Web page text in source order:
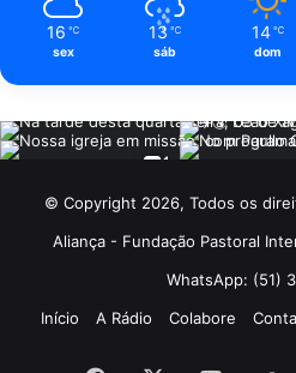
16 ℃
sex
13 ℃
sáb
14 ℃
dom
© Copyright 2026, Todos os
Aliança - Fundação Pastoral
WhatsApp: (51)
Início
A Rádio Colabore